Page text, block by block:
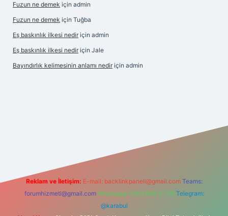
Fuzun ne demek için admin
Fuzun ne demek için Tuğba
Eş baskınlık ilkesi nedir için admin
Eş baskınlık ilkesi nedir için Jale
Bayındırlık kelimesinin anlamı nedir için admin
Reklam ve İletişim: E-mail: backlinkpaneli@gmail.com Teams:
forumhizmeti@gmail.com Whatsapp: 0262 606 0 726 Telegram:
@karabul